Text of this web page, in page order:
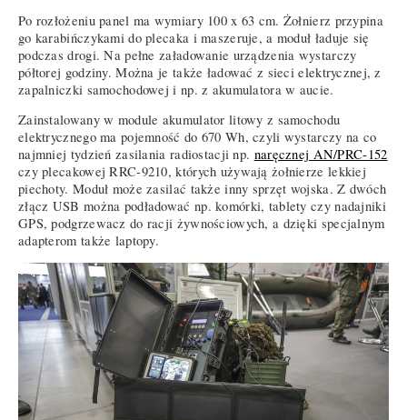
Po rozłożeniu panel ma wymiary 100 x 63 cm. Żołnierz przypina
go karabińczykami do plecaka i maszeruje, a moduł ładuje się
podczas drogi. Na pełne załadowanie urządzenia wystarczy
półtorej godziny. Można je także ładować z sieci elektrycznej, z
zapalniczki samochodowej i np. z akumulatora w aucie.
Zainstalowany w module akumulator litowy z samochodu
elektrycznego ma pojemność do 670 Wh, czyli wystarczy na co
najmniej tydzień zasilania radiostacji np. naręcznej AN/PRC-152
czy plecakowej RRC-9210, których używają żołnierze lekkiej
piechoty. Moduł może zasilać także inny sprzęt wojska. Z dwóch
złącz USB można podładować np. komórki, tablety czy nadajniki
GPS, podgrzewacz do racji żywnościowych, a dzięki specjalnym
adapterom także laptopy.